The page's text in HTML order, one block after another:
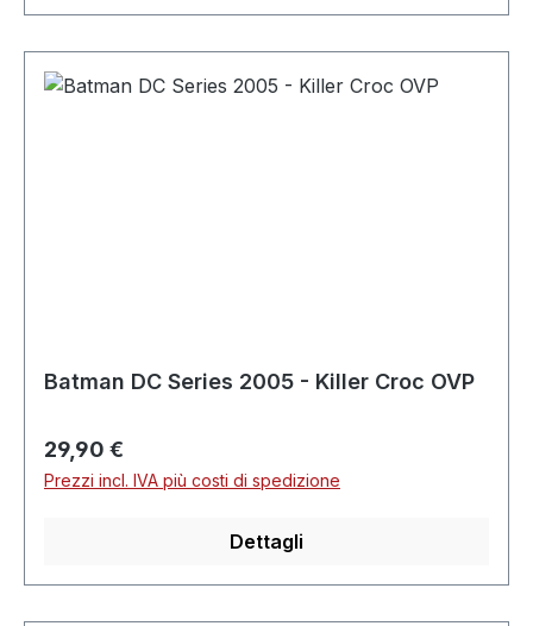
Batman DC Series 2005 - Killer Croc OVP
Prezzo normale:
29,90 €
Prezzi incl. IVA più costi di spedizione
Dettagli